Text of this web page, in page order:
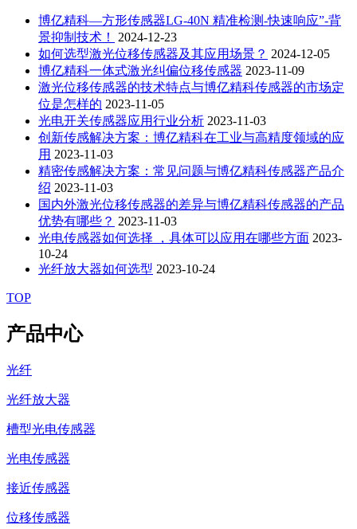
博亿精科—方形传感器LG-40N 精准检测-快速响应”-背
景抑制技术！
2024-12-23
如何选型激光位移传感器及其应用场景？ 2024-12-05
博亿精科一体式激光纠偏位移传感器 2023-11-09
激光位移传感器的技术特点与博亿精科传感器的市场定
位是怎样的 2023-11-05
光电开关传感器应用行业分析 2023-11-03
创新传感解决方案：博亿精科在工业与高精度领域的应
用 2023-11-03
精密传感解决方案：常见问题与博亿精科传感器产品介
绍 2023-11-03
国内外激光位移传感器的差异与博亿精科传感器的产品
优势有哪些？ 2023-11-03
光电传感器如何选择 ，具体可以应用在哪些方面 2023-
10-24
光纤放大器如何选型 2023-10-24
TOP
产品中心
光纤
光纤放大器
槽型光电传感器
光电传感器
接近传感器
位移传感器